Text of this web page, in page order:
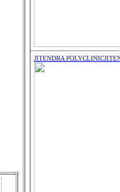
JITENDRA POLYCLINIC